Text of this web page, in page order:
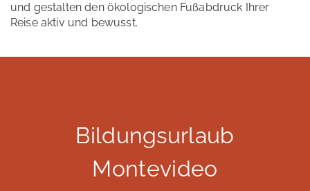
und gestalten den ökologischen Fußabdruck Ihrer
Reise aktiv und bewusst.
Bildungsurlaub
Montevideo